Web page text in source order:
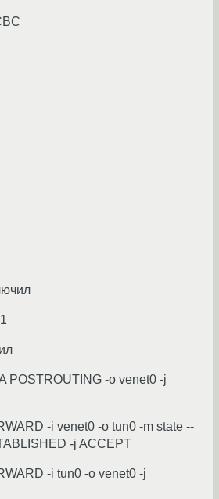
POSTROUTING -o venet0 -j
-i venet0 -o tun0 -m state --
-j ACCEPT
-i tun0 -o venet0 -j